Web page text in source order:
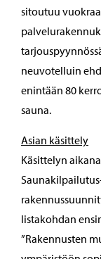
sitoutuu
neuvotelluin
enintään 80
sauna.
Asian käsittely
Käsittelyn
listakohdan
”Rakennusten